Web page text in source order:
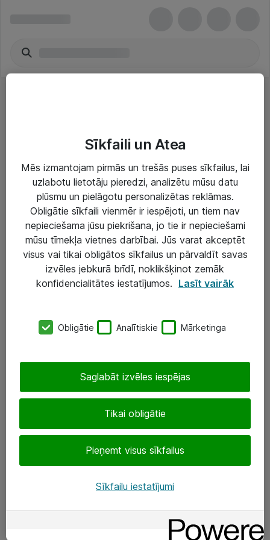
Risinājumi & Pakalpojumi
IT serviss un atbalsts
IT infrastruktūra
Darba vietu IT risinājumi
SIA „ATEA”
+(371) 67 81 90 50
eShop@atea.lv
Sekojiet mums
Sīkfaili un Atea
Mēs izmantojam pirmās un trešās puses sīkfailus, lai
uzlabotu lietotāju pieredzi, analizētu mūsu datu
plūsmu un pielāgotu personalizētas reklāmas.
Obligātie sīkfaili vienmēr ir iespējoti, un tiem nav
nepieciešama jūsu piekrišana, jo tie ir nepieciešami
mūsu tīmekļa vietnes darbībai. Jūs varat akceptēt
visus vai tikai obligātos sīkfailus un pārvaldīt savas
izvēles jebkurā brīdī, noklikšķinot zemāk
konfidencialitātes iestatījumos. Lasīt vairāk
Obligātie Analītiskie Mārketinga
Tikai obligātie
Pieņemt visus sīkfailus
Saglabāt izvēles iespējas
Sīkfailu iestatījumi